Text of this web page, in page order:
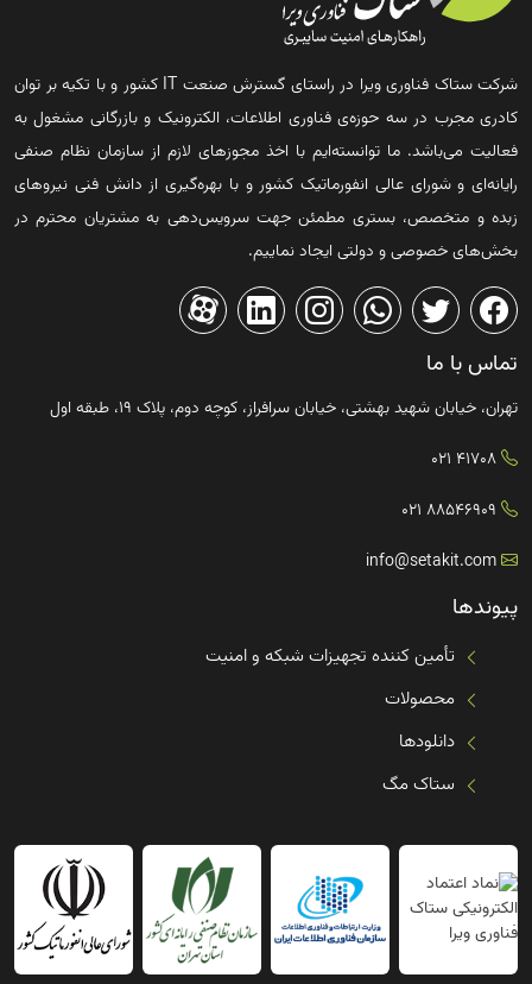
شرکت ستاک فناوری ویرا در راستای گسترش صنعت IT کشور و با تکیه بر توان
کادری مجرب در سه حوزه‌ی فناوری اطلاعات، الکترونیک و بازرگانی مشغول به
فعالیت می‌باشد. ما توانسته‌ایم با اخذ مجوزهای لازم از سازمان نظام صنفی
رایانه‌ای و شورای عالی انفورماتیک کشور و با بهره‌گیری از دانش فنی نیروهای
زبده و متخصص، بستری مطمئن جهت سرویس‌دهی به مشتریان محترم در
بخش‌های خصوصی و دولتی ایجاد نماییم.
تماس با ما
تهران، خیابان شهید بهشتی، خیابان سرافراز، کوچه دوم، پلاک ۱۹، طبقه اول
41708 021
88546909 021
info@setakit.com
پیوندها
تأمین کننده تجهیزات شبکه و امنیت
محصولات
دانلودها
ستاک مگ